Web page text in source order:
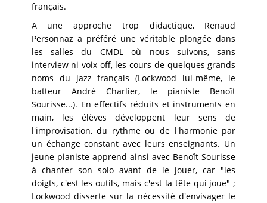
français.
A une approche trop didactique, Renaud
Personnaz a préféré une véritable plongée dans
les salles du CMDL où nous suivons, sans
interview ni voix off, les cours de quelques grands
noms du jazz français (Lockwood lui-même, le
batteur André Charlier, le pianiste Benoît
Sourisse...). En effectifs réduits et instruments en
main, les élèves développent leur sens de
l'improvisation, du rythme ou de l'harmonie par
un échange constant avec leurs enseignants. Un
jeune pianiste apprend ainsi avec Benoît Sourisse
à chanter son solo avant de le jouer, car "les
doigts, c'est les outils, mais c'est la tête qui joue" ;
Lockwood disserte sur la nécessité d'envisager le